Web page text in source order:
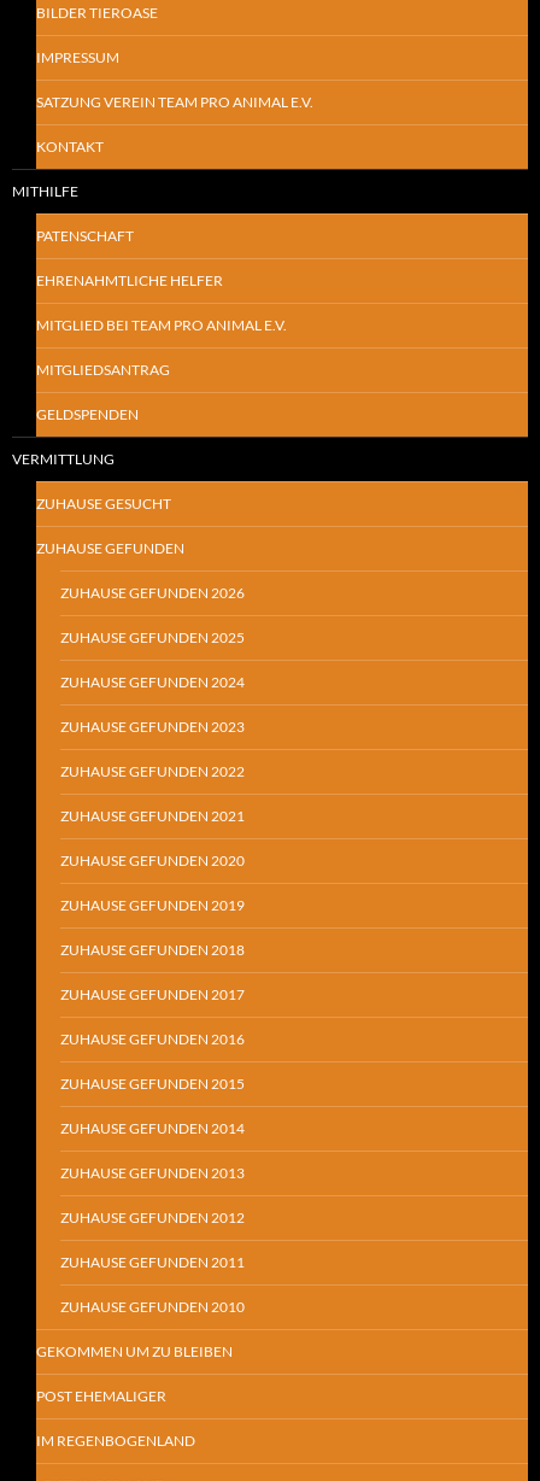
BILDER TIEROASE
IMPRESSUM
SATZUNG VEREIN TEAM PRO ANIMAL E.V.
KONTAKT
MITHILFE
PATENSCHAFT
EHRENAHMTLICHE HELFER
MITGLIED BEI TEAM PRO ANIMAL E.V.
MITGLIEDSANTRAG
GELDSPENDEN
VERMITTLUNG
ZUHAUSE GESUCHT
ZUHAUSE GEFUNDEN
ZUHAUSE GEFUNDEN 2026
ZUHAUSE GEFUNDEN 2025
ZUHAUSE GEFUNDEN 2024
ZUHAUSE GEFUNDEN 2023
ZUHAUSE GEFUNDEN 2022
ZUHAUSE GEFUNDEN 2021
ZUHAUSE GEFUNDEN 2020
ZUHAUSE GEFUNDEN 2019
ZUHAUSE GEFUNDEN 2018
ZUHAUSE GEFUNDEN 2017
ZUHAUSE GEFUNDEN 2016
ZUHAUSE GEFUNDEN 2015
ZUHAUSE GEFUNDEN 2014
ZUHAUSE GEFUNDEN 2013
ZUHAUSE GEFUNDEN 2012
ZUHAUSE GEFUNDEN 2011
ZUHAUSE GEFUNDEN 2010
GEKOMMEN UM ZU BLEIBEN
POST EHEMALIGER
IM REGENBOGENLAND